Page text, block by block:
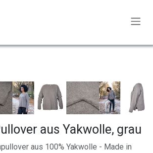
aus Yakwolle, grau
aus 100% Yakwolle - Made in